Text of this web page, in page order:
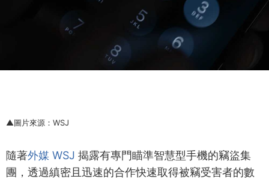
▲圖片來源：WSJ
隨著外媒 WSJ 揭露有專門瞄準智慧型手機的竊盜集
團，透過縝密且迅速的合作快速取得被竊受害者的數